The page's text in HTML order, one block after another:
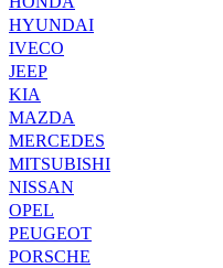
HYUNDAI
IVECO
JEEP
KIA
MAZDA
MERCEDES
MITSUBISHI
NISSAN
OPEL
PEUGEOT
PORSCHE